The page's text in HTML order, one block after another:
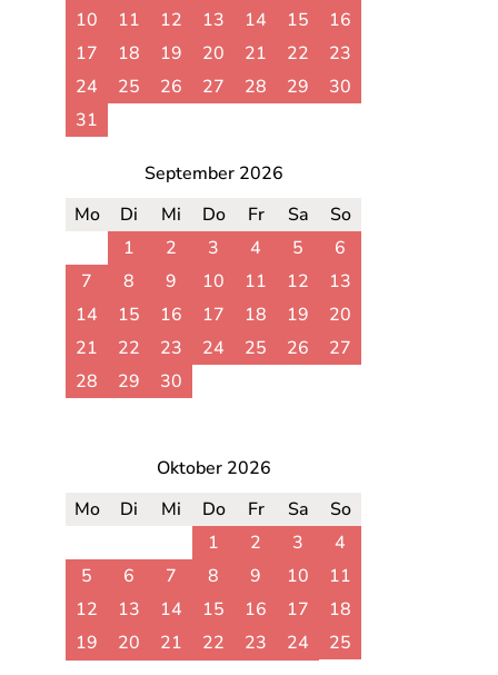
10
11 12 13 14 15
16
17
18 19 20 21 22
23
24
25 26 27 28 29
30
31
September 2026
Mo
Di Mi Do Fr Sa
So
1
2 3 4 5
6
7
8 9 10 11 12
13
14
15 16 17 18 19
20
21
22 23 24 25 26
27
28
29 30
Oktober 2026
Mo
Di Mi Do Fr Sa
So
1
2 3
4
5
6 7 8 9 10
11
12
13 14 15 16 17
18
19
20 21 22 23 24
25